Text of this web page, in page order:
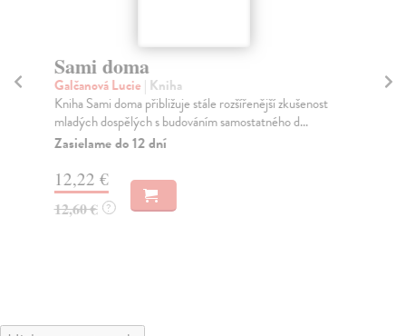
Sami doma
Galčanová Lucie | Kniha
Kniha Sami doma přibližuje stále rozšířenější zkušenost
mladých dospělých s budováním samostatného d...
Zasielame do 12 dní
12,22 €
12,60 € ?